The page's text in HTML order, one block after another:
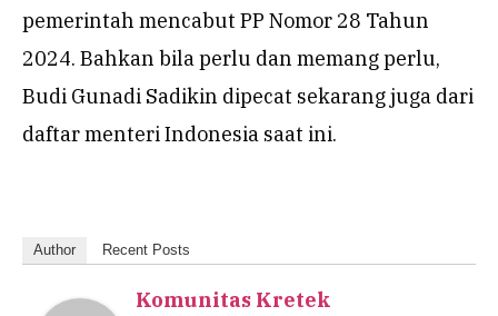
pemerintah mencabut PP Nomor 28 Tahun
2024. Bahkan bila perlu dan memang perlu,
Budi Gunadi Sadikin dipecat sekarang juga dari
daftar menteri Indonesia saat ini.
Author Recent Posts
Komunitas Kretek